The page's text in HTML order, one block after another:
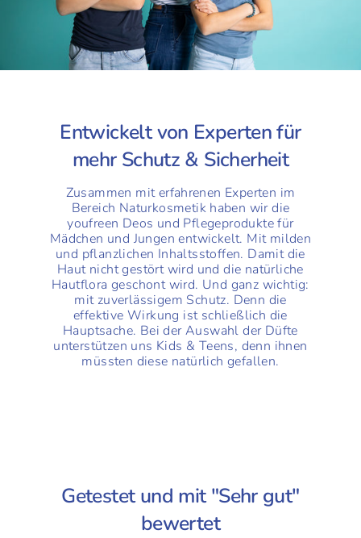
Entwickelt von Experten für
mehr Schutz & Sicherheit
Zusammen mit erfahrenen Experten im
Bereich Naturkosmetik haben wir die
youfreen Deos und Pflegeprodukte für
Mädchen und Jungen entwickelt. Mit milden
und pflanzlichen Inhaltsstoffen. Damit die
Haut nicht gestört wird und die natürliche
Hautflora geschont wird. Und ganz wichtig:
mit zuverlässigem Schutz. Denn die
effektive Wirkung ist schließlich die
Hauptsache. Bei der Auswahl der Düfte
unterstützen uns Kids & Teens, denn ihnen
müssten diese natürlich gefallen.
Getestet und mit "Sehr gut"
bewertet